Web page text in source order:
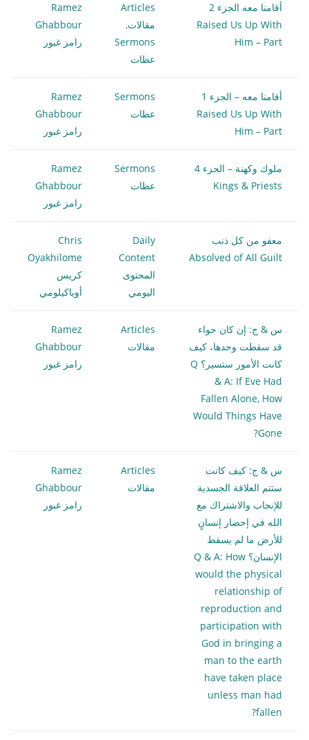
أقامنا معه الجزء 2
Raised Us Up With
Him – Part
Articles
مقالات,
Sermons
عظات
Ramez
Ghabbour
رامز غبور
أقامنا معه – الجزء 1
Raised Us Up With
Him – Part
Sermons
عظات
Ramez
Ghabbour
رامز غبور
ملوك وكهنة – الجزء 4
Kings & Priests
Sermons
عظات
Ramez
Ghabbour
رامز غبور
معفو من كل ذنب
Absolved of All Guilt
Daily
Content
المحتوى
اليومي
Chris
Oyakhilome
كريس
أوياكيلومي
س & ج: إن كان حواء
قد سقطت وحدها، كيف
كانت الأمور ستسير؟ Q
& A: If Eve Had
Fallen Alone, How
Would Things Have
Gone?
Articles
مقالات
Ramez
Ghabbour
رامز غبور
س & ج: كيف كانت
ستتم العلاقة الجسدية
للإنجاب والاشتراك مع
الله في إحضار إنسانٍ
للأرض ما لم يسقط
الإنسان؟ Q & A: How
would the physical
relationship of
reproduction and
participation with
God in bringing a
man to the earth
have taken place
unless man had
fallen?
Articles
مقالات
Ramez
Ghabbour
رامز غبور